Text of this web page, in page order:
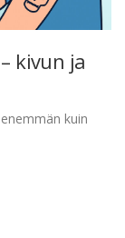
kivun ja
kuin